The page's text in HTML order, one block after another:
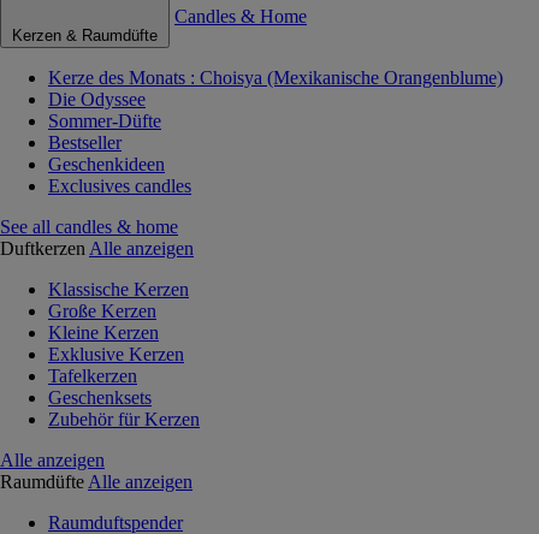
Kerzen & Raumdüfte
Candles & Home
Kerze des Monats : Choisya (Mexikanische Orangenblume)
Die Odyssee
Sommer-Düfte
Bestseller
Geschenkideen
Exclusives candles
See all candles & home
Duftkerzen Alle anzeigen
Klassische Kerzen
Große Kerzen
Kleine Kerzen
Exklusive Kerzen
Tafelkerzen
Geschenksets
Zubehör für Kerzen
Alle anzeigen
Raumdüfte Alle anzeigen
Raumduftspender